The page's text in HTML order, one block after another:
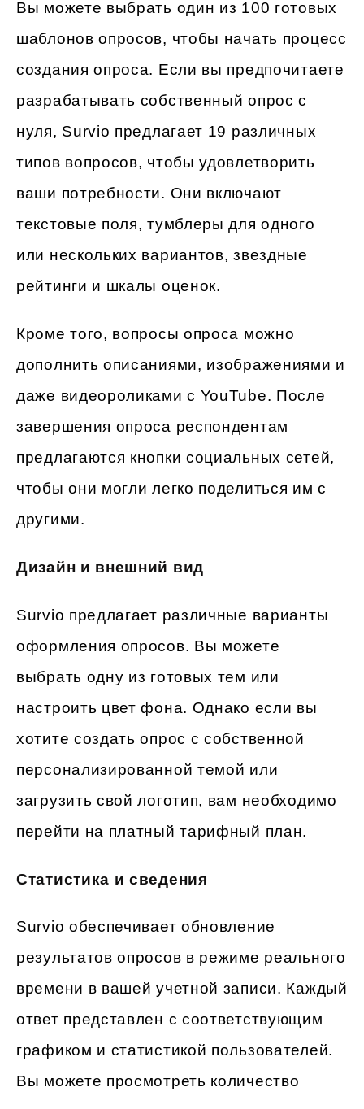
Вы можете выбрать один из 100 готовых
шаблонов опросов, чтобы начать процесс
создания опроса. Если вы предпочитаете
разрабатывать собственный опрос с
нуля, Survio предлагает 19 различных
типов вопросов, чтобы удовлетворить
ваши потребности. Они включают
текстовые поля, тумблеры для одного
или нескольких вариантов, звездные
рейтинги и шкалы оценок.
Кроме того, вопросы опроса можно
дополнить описаниями, изображениями и
даже видеороликами с YouTube. После
завершения опроса респондентам
предлагаются кнопки социальных сетей,
чтобы они могли легко поделиться им с
другими.
Дизайн и внешний вид
Survio предлагает различные варианты
оформления опросов. Вы можете
выбрать одну из готовых тем или
настроить цвет фона. Однако если вы
хотите создать опрос с собственной
персонализированной темой или
загрузить свой логотип, вам необходимо
перейти на платный тарифный план.
Статистика и сведения
Survio обеспечивает обновление
результатов опросов в режиме реального
времени в вашей учетной записи. Каждый
ответ представлен с соответствующим
графиком и статистикой пользователей.
Вы можете просмотреть количество